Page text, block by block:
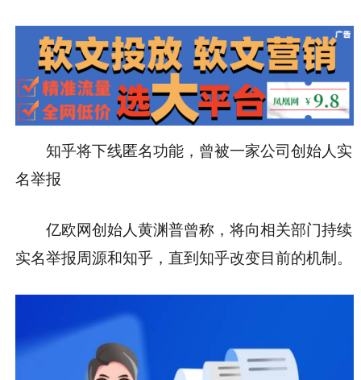
知乎将下线匿名功能，曾被一家公司创始人实
名举报
亿欧网创始人黄渊普曾称，将向相关部门持续
实名举报周源和知乎，直到知乎改变目前的机制。